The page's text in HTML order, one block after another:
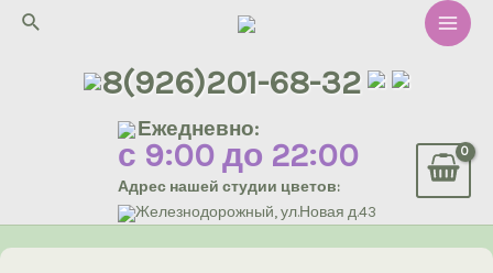
Перейти
Поиск
Main
8(926)201-68-32
Ежедневно:
с 9:00 до 22:00
Адрес нашей студии цветов:
Железнодорожный, ул.Новая д.43